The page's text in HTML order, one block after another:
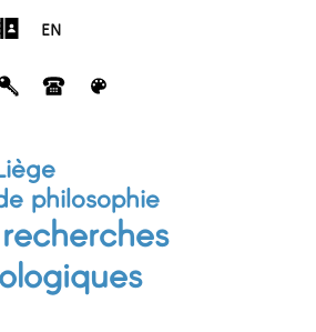
EN
philosophie